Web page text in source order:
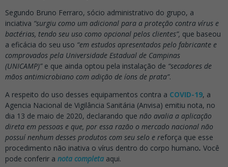
Segundo Bruno Ferraro, sócio administrativo do grupo, a
inciativa “surgiu como um adicional para a proteção contra vírus e
bactérias, tendo seu uso como opcional pelos clientes”, que baseou
a eficácia do seu uso “em estudos apresentados pelo fabricante e
comprovados pela Universidade Estadual de Campinas
(UNICAMP)” e que ainda optou pela instalação de “secadores de
mãos antimicrobiano com adição de íons de prata”.
A respeito do uso desses equipamentos contra a COVID-19, a
Agencia Nacional de Vigilância Sanitária (Anvisa) emitiu nota, no
dia 13 de maio de 2020, declarando que não avalia a aplicação
direta em pessoas e que, por essa razão o mercado nacional não
possuí nenhum desses produtos com seu selo e reforça que esse
procedimento não inativa o vírus dentro do corpo humano. Você
pode conferir a nota completa aqui.